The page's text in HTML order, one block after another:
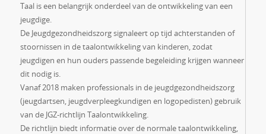
Taal is een belangrijk onderdeel van de ontwikkeling van een
jeugdige.
De Jeugdgezondheidszorg signaleert op tijd achterstanden of
stoornissen in de taalontwikkeling van kinderen, zodat
jeugdigen en hun ouders passende begeleiding krijgen wanneer
dit nodig is.
Vanaf 2018 maken professionals in de jeugdgezondheidszorg
(jeugdartsen, jeugdverpleegkundigen en logopedisten) gebruik
van de JGZ-richtlijn Taalontwikkeling.
De richtlijn biedt informatie over de normale taalontwikkeling,